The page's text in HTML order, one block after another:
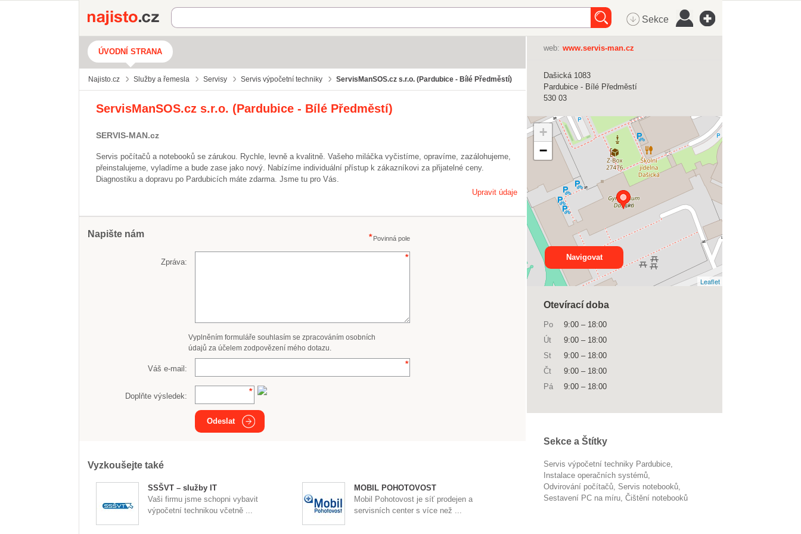
Najisto.cz Sekce
ÚVODNÍ STRANA
Najisto.cz Služby a řemesla Servisy Servis výpočetní techniky ServisManSOS.cz s.r.o. (Pardubice - Bílé Předměstí)
ServisManSOS.cz s.r.o. (Pardubice - Bílé Předměstí)
SERVIS-MAN.cz
Servis počítačů a notebooků se zárukou. Rychle, levně a kvalitně. Vašeho miláčka vyčistíme, opravíme, zazálohujeme,
přeinstalujeme, vyladíme a bude zase jako nový. Nabízíme individuální přístup k zákazníkovi za přijatelné ceny.
Diagnostiku a dopravu po Pardubicích máte zdarma. Jsme tu pro Vás.
Upravit údaje
Napište nám Povinná pole
Zpráva:
Vyplněním formuláře souhlasím se zpracováním osobních
údajů za účelem zodpovězení mého dotazu.
Váš e-mail:
Doplňte výsledek:
Odeslat
Vyzkoušejte také
SSŠVT – služby IT
Vaši firmu jsme schopni vybavit
výpočetní technikou včetně ...
MOBIL POHOTOVOST
Mobil Pohotovost je síť prodejen a
servisních center s více než ...
web: www.servis-man.cz
Dašická 1083
Pardubice - Bílé Předměstí
530 03
+
−
Leaflet
Navigovat
Otevírací doba
Po 9:00 – 18:00
Út
9:00 – 18:00
St
9:00 – 18:00
Čt
9:00 – 18:00
Pá
9:00 – 18:00
Sekce a Štítky
Servis výpočetní techniky Pardubice
instalace operačních systémů
odvirování počítačů
servis notebooků
sestavení PC na míru
čištění notebooků